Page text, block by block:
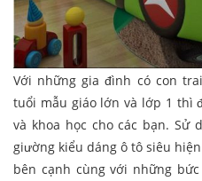
Với những gia đình có con
tuổi mẫu giáo lớn và lớp 1 thì
và khoa học cho các bạn. Sử
giường kiểu dáng ô tô siêu
bên cạnh cùng với những